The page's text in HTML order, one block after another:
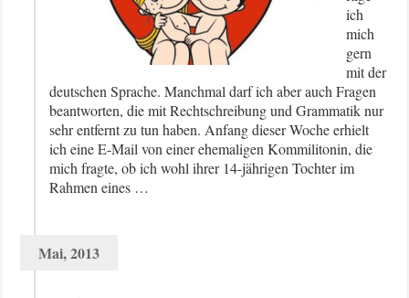
ich
mich
gern
mit der
deutschen Sprache. Manchmal darf ich aber auch Fragen
beantworten, die mit Rechtschreibung und Grammatik nur
sehr entfernt zu tun haben. Anfang dieser Woche erhielt
ich eine E-Mail von einer ehemaligen Kommilitonin, die
mich fragte, ob ich wohl ihrer 14-jährigen Tochter im
Rahmen eines …
Mai, 2013